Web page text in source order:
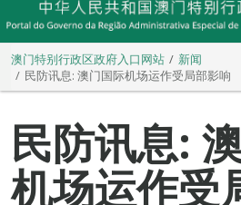
澳门特别行政区政府入口网站
新闻
民防讯息: 澳门国际机场运作受局部影响
民防讯息:
机场运作受